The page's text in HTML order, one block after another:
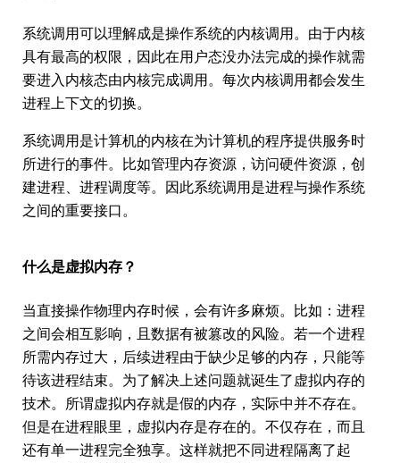
系统调用可以理解成是操作系统的内核调用。由于内核
具有最高的权限，因此在用户态没办法完成的操作就需
要进入内核态由内核完成调用。每次内核调用都会发生
进程上下文的切换。
系统调用是计算机的内核在为计算机的程序提供服务时
所进行的事件。比如管理内存资源，访问硬件资源，创
建进程、进程调度等。因此系统调用是进程与操作系统
之间的重要接口。
什么是虚拟内存？
当直接操作物理内存时候，会有许多麻烦。比如：进程
之间会相互影响，且数据有被篡改的风险。若一个进程
所需内存过大，后续进程由于缺少足够的内存，只能等
待该进程结束。为了解决上述问题就诞生了虚拟内存的
技术。所谓虚拟内存就是假的内存，实际中并不存在。
但是在进程眼里，虚拟内存是存在的。不仅存在，而且
还有单一进程完全独享。这样就把不同进程隔离了起